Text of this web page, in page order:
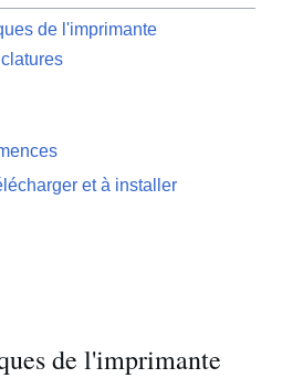
de l'imprimante
et à installer
de l'imprimante